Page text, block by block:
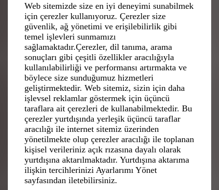
DS E-TENSE FE25'IN TEMEL
ÖZELLIKLERI:
DS Performance tarafından geliştirilen güç aktarma
organları
350 kW dört tekerlekten çekiş
Ön motor (250kW) ve arka motor (350kW)
Maksimum güç: 350 kW (476 CH)
Azami hız: 280 km/saat (sokak pistleri için optimize
edilmiştir)
0'dan 100 km/saat'e hızlanma: iki saniyeden az
Elektrikli dört tekerlekten fren sistemi ("Brake-By-
Wire")
Frenleme sırasında enerji geri kazanım kapasitesi:
600 kW
Web sitemizde size en iyi deneyimi sunabilmek
için çerezler kullanıyoruz. Çerezler size
güvenlik, ağ yönetimi ve erişilebilirlik gibi
temel işlevleri sunmamızı
sağlamaktadır.Çerezler, dil tanıma, arama
sonuçları gibi çeşitli özellikler aracılığıyla
kullanılabilirliği ve performansı artırmakta ve
böylece size sunduğumuz hizmetleri
geliştirmektedir. Web sitemiz, sizin için daha
işlevsel reklamlar göstermek için üçüncü
taraflara ait çerezleri de kullanabilmektedir. Bu
çerezler yurtdışında yerleşik üçüncü taraflar
aracılığı ile internet sitemiz üzerinden
yönetilmekte olup çerezler aracılığı ile toplanan
kişisel verileriniz açık rızasına dayalı olarak
yurtdışına aktarılmaktadır. Yurtdışına aktarıma
ilişkin tercihlerinizi Ayarlarımı Yönet
sayfasından iletebilirsiniz.